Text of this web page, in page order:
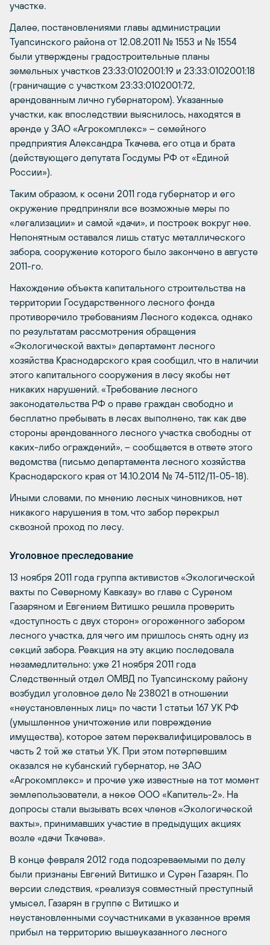
участке.
Далее, постановлениями главы администрации
Туапсинского района от 12.08.2011 № 1553 и № 1554
были утверждены градостроительные планы
земельных участков 23:33:0102001:19 и 23:33:0102001:18
(граничащие с участком 23:33:0102001:72,
арендованным лично губернатором). Указанные
участки, как впоследствии выяснилось, находятся в
аренде у ЗАО «Агрокомплекс» – семейного
предприятия Александра Ткачева, его отца и брата
(действующего депутата Госдумы РФ от «Единой
России»).
Таким образом, к осени 2011 года губернатор и его
окружение предприняли все возможные меры по
«легализации» и самой «дачи», и построек вокруг нее.
Непонятным оставался лишь статус металлического
забора, сооружение которого было закончено в августе
2011-го.
Нахождение объекта капитального строительства на
территории Государственного лесного фонда
противоречило требованиям Лесного кодекса, однако
по результатам рассмотрения обращения
«Экологической вахты» департамент лесного
хозяйства Краснодарского края сообщил, что в наличии
этого капитального сооружения в лесу якобы нет
никаких нарушений. «Требование лесного
законодательства РФ о праве граждан свободно и
бесплатно пребывать в лесах выполнено, так как две
стороны арендованного лесного участка свободны от
каких-либо ограждений», – сообщается в ответе этого
ведомства (письмо департамента лесного хозяйства
Краснодарского края от 14.10.2014 № 74-5112/11-05-18).
Иными словами, по мнению лесных чиновников, нет
никакого нарушения в том, что забор перекрыл
сквозной проход по лесу.
Уголовное преследование
13 ноября 2011 года группа активистов «Экологической
вахты по Северному Кавказу» во главе с Суреном
Газаряном и Евгением Витишко решила проверить
«доступность с двух сторон» огороженного забором
лесного участка, для чего им пришлось снять одну из
секций забора. Реакция на эту акцию последовала
незамедлительно: уже 21 ноября 2011 года
Следственный отдел ОМВД по Туапсинскому району
возбудил уголовное дело № 238021 в отношении
«неустановленных лиц» по части 1 статьи 167 УК РФ
(умышленное уничтожение или повреждение
имущества), которое затем переквалифицировалось в
часть 2 той же статьи УК. При этом потерпевшим
оказался не кубанский губернатор, не ЗАО
«Агрокомплекс» и прочие уже известные на тот момент
землепользователи, а некое ООО «Капитель-2». На
допросы стали вызывать всех членов «Экологической
вахты», принимавших участие в предыдущих акциях
возле «дачи Ткачева».
В конце февраля 2012 года подозреваемыми по делу
были признаны Евгений Витишко и Сурен Газарян. По
версии следствия, «реализуя совместный преступный
умысел, Газарян в группе с Витишко и
неустановленными соучастниками в указанное время
прибыл на территорию вышеуказанного лесного